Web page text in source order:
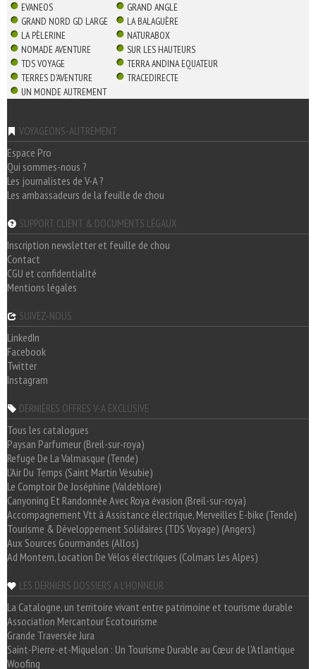
EVANEOS
GRAND ANGLE
GRAND NORD GD LARGE
LA BALAGUÈRE
LA PÈLERINE
NATURABOX
NOMADE AVENTURE
SUR LES HAUTEURS
TDS VOYAGE
TERRA ANDINA EQUATEUR
TERRES D'AVENTURE
TRACEDIRECTE
UN MONDE AUTREMENT
VOYAGEONS-AUTREMENT
Espace Pro
Qui sommes-nous ?
Les journalistes de V-A ?
Les ambassadeurs de la feuille de chou
SUPPORT CLIENT & DOCUMENTS LÉGAUX
Inscription newsletter et feuille de chou
Contact
CGU et confidentialité
Mentions légales
SUIVEZ-NOUS
LinkedIn
Facebook
Twitter
Instagram
DERNIÈRES OFFRES V-A EXCLUSIVE
Tous les catalogues
Paysan Parfumeur (Breil-sur-roya)
Refuge De La Valmasque (Tende)
L'Air Du Temps (Saint Martin Vésubie)
Le Comptoir De Joséphine (Valdeblore)
Canyoning Et Randonnée Avec Roya évasion (Breil-sur-roya)
Accompagnement Vtt à Assistance électrique, Merveilles E-bike (Tende)
Tourisme & Développement Solidaires (TDS Voyage) (Angers)
Aux Sources Gourmandes (Allos)
Ad Montem, Location De Vélos électriques (Colmars Les Alpes)
LES DERNIERS DOSSIERS A L'HONNEUR
La Catalogne, un territoire vivant entre patrimoine et tourisme durable
Association Mercantour Ecotourisme
Grande Traversée Jura
Saint-Pierre-et-Miquelon : Un Tourisme Durable au Cœur de l'Atlantique
Woofing